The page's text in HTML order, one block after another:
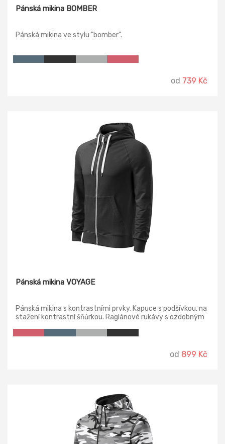
Pánská mikina BOMBER
Pánská mikina ve stylu "bomber".
od 739 Kč
Pánská mikina VOYAGE
Pánská mikina s kontrastními prvky. Kapuce s podšívkou, na
stažení kontrastní šňůrkou. Raglánové rukávy s ozdobným
od 899 Kč